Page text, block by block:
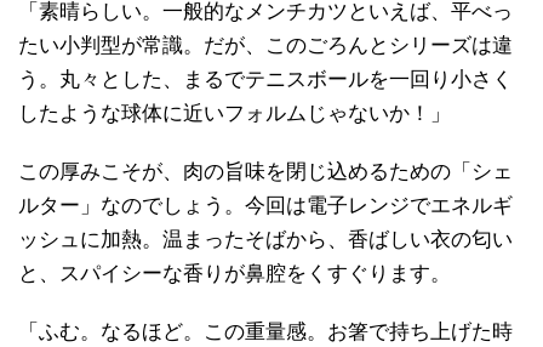
「素晴らしい。一般的なメンチカツといえば、平べっ
たい小判型が常識。だが、このごろんとシリーズは違
う。丸々とした、まるでテニスボールを一回り小さく
したような球体に近いフォルムじゃないか！」
この厚みこそが、肉の旨味を閉じ込めるための「シェ
ルター」なのでしょう。今回は電子レンジでエネルギ
ッシュに加熱。温まったそばから、香ばしい衣の匂い
と、スパイシーな香りが鼻腔をくすぐります。
「ふむ。なるほど。この重量感。お箸で持ち上げた時